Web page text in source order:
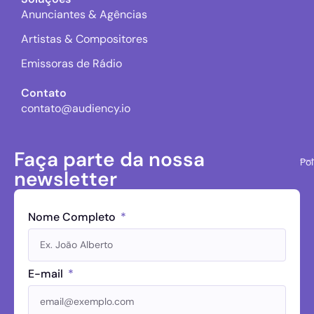
Anunciantes & Agências
Artistas & Compositores
Emissoras de Rádio
Contato
contato@audiency.io
Faça parte da nossa
newsletter
Nome Completo
E-mail